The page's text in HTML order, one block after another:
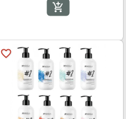
add_shopping_cart
favorite_border